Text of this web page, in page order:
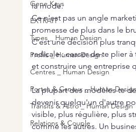
Gene Keys
EXTRAIT
Types _ Human Design
Profils _ Human Design
Centres _ Human Design
Portes & Canaux _ Human Design
Transits & Astro _ Human Design
Relations & Couple
la mode.
Ce n'est pas un angle
promesse de plus dans le
C'est une décision plus
radicale : cesser de te plier
et construire une entreprise
La plupart des modèles te
devenir quelqu'un d'autre
visible, plus régulière, plus
comme les autres. Un